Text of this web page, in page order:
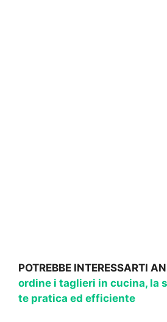
POTREBBE INTERESSARTI
ordine i taglieri in cucina, la
te pratica ed efficiente